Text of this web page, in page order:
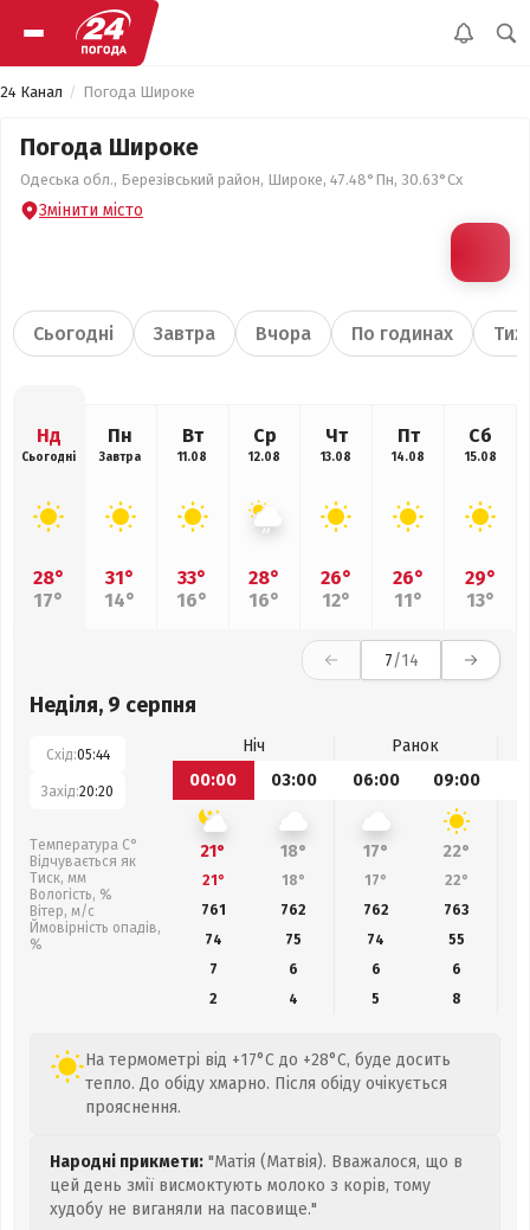
24 Канал Погода Широке
Погода Широке
Одеська обл., Березівський район, Широке, 47.48°Пн, 30.63°Сх
Змінити місто
Сьогодні Завтра Вчора По годинах
Нд
Сьогодні
28°
17°
Пн
Завтра
31°
14°
Вт
11.08
33°
16°
Ср
12.08
28°
16°
Чт
13.08
26°
12°
Пт
14.08
26°
11°
Сб
15.08
29°
13°
7/14
Неділя, 9 серпня
Схід:05:44
Захід:20:20
Температура С°
Відчувається як
Тиск, мм
Вологість, %
Вітер, м/с
Ймовірність опадів,
%
Ніч
Ранок
00:00
03:00 06:00 09:00
21° 18° 17° 22°
21° 18° 17° 22°
761
762 762 763
74
75 74 55
7
6 6
6
2
4 5 8
На термометрі від +17°C до +28°C, буде досить
тепло. До обіду хмарно. Після обіду очікується
прояснення.
Народні прикмети: "Матія (Матвія). Вважалося, що в
цей день змії висмоктують молоко з корів, тому
худобу не виганяли на пасовище."